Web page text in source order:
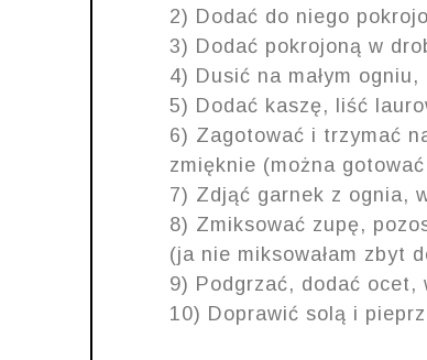
2) Dodać do niego
3) Dodać pokrojoną w
4) Dusić na małym
5) Dodać kaszę, liść
6) Zagotować i trzymać
zmięknie (można
7) Zdjąć garnek z ognia,
8) Zmiksować zupę,
(ja nie miksowałam zbyt
9) Podgrzać, dodać ocet,
10) Doprawić solą i